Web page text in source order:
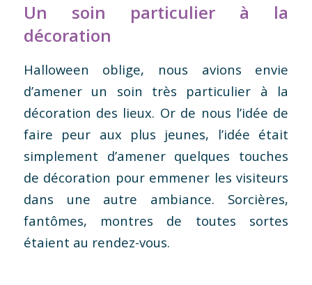
Un soin particulier à la
décoration
Halloween oblige, nous avions envie
d’amener un soin très particulier à la
décoration des lieux. Or de nous l’idée de
faire peur aux plus jeunes, l’idée était
simplement d’amener quelques touches
de décoration pour emmener les visiteurs
dans une autre ambiance. Sorcières,
fantômes, montres de toutes sortes
étaient au rendez-vous.